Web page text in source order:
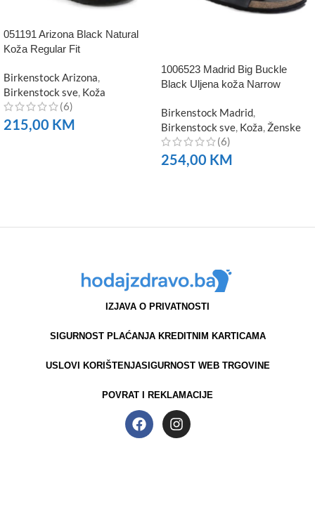
051191 Arizona Black Natural
Koža Regular Fit
Birkenstock Arizona,
Birkenstock sve, Koža
(6)
215,00 KM
1006523 Madrid Big Buckle
Black Uljena koža Narrow
Birkenstock Madrid,
Birkenstock sve, Koža, Ženske
(6)
254,00 KM
IZJAVA O PRIVATNOSTI
SIGURNOST PLAĆANJA KREDITNIM KARTICAMA
USLOVI KORIŠTENJASIGURNOST WEB TRGOVINE
POVRAT I REKLAMACIJE